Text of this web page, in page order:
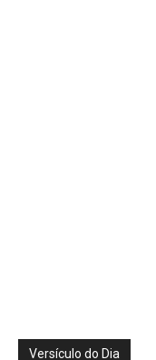
Versículo do Dia